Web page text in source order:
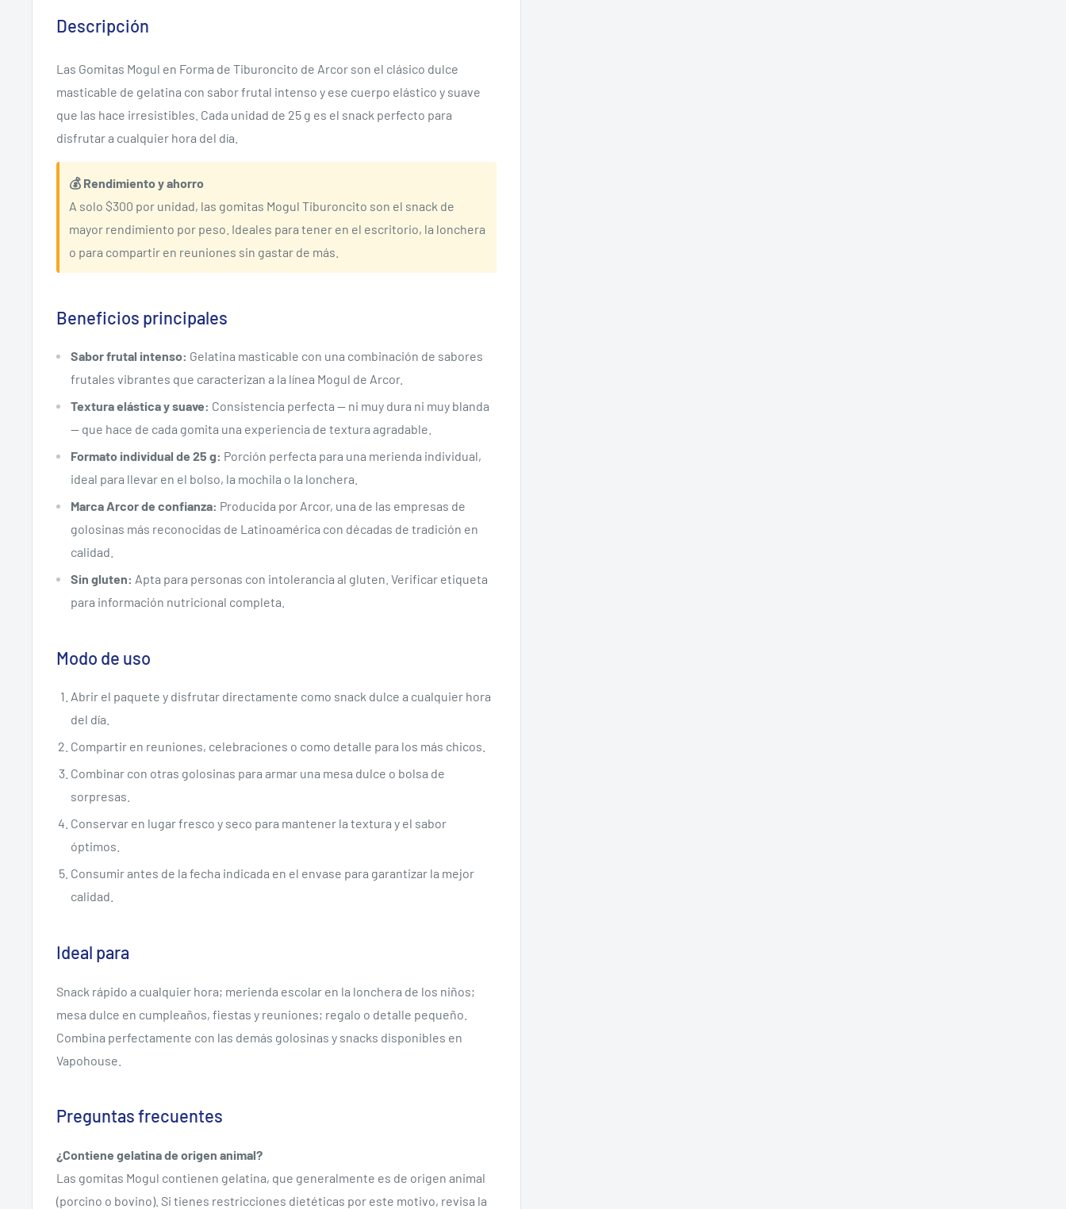
Descripción
Las Gomitas Mogul en Forma de Tiburoncito de Arcor son el clásico dulce
masticable de gelatina con sabor frutal intenso y ese cuerpo elástico y suave
que las hace irresistibles. Cada unidad de 25 g es el snack perfecto para
disfrutar a cualquier hora del día.
💰 Rendimiento y ahorro
A solo $300 por unidad, las gomitas Mogul Tiburoncito son el snack de
mayor rendimiento por peso. Ideales para tener en el escritorio, la lonchera
o para compartir en reuniones sin gastar de más.
Beneficios principales
Sabor frutal intenso: Gelatina masticable con una combinación de sabores
frutales vibrantes que caracterizan a la línea Mogul de Arcor.
Textura elástica y suave: Consistencia perfecta — ni muy dura ni muy blanda
— que hace de cada gomita una experiencia de textura agradable.
Formato individual de 25 g: Porción perfecta para una merienda individual,
ideal para llevar en el bolso, la mochila o la lonchera.
Marca Arcor de confianza: Producida por Arcor, una de las empresas de
golosinas más reconocidas de Latinoamérica con décadas de tradición en
calidad.
Sin gluten: Apta para personas con intolerancia al gluten. Verificar etiqueta
para información nutricional completa.
Modo de uso
Abrir el paquete y disfrutar directamente como snack dulce a cualquier hora
del día.
Compartir en reuniones, celebraciones o como detalle para los más chicos.
Combinar con otras golosinas para armar una mesa dulce o bolsa de
sorpresas.
Conservar en lugar fresco y seco para mantener la textura y el sabor
óptimos.
Consumir antes de la fecha indicada en el envase para garantizar la mejor
calidad.
Ideal para
Snack rápido a cualquier hora; merienda escolar en la lonchera de los niños;
mesa dulce en cumpleaños, fiestas y reuniones; regalo o detalle pequeño.
Combina perfectamente con las demás golosinas y snacks disponibles en
Vapohouse.
Preguntas frecuentes
¿Contiene gelatina de origen animal?
Las gomitas Mogul contienen gelatina, que generalmente es de origen animal
(porcino o bovino). Si tienes restricciones dietéticas por este motivo, revisa la